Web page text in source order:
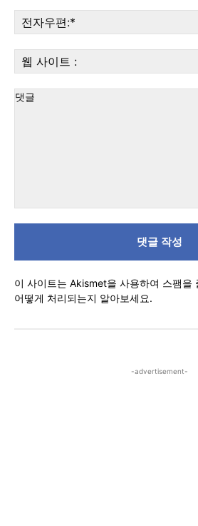
이 사이트는 Akismet을 사용하여 스팸을
어떻게 처리되는지 알아보세요.
-advertisement-